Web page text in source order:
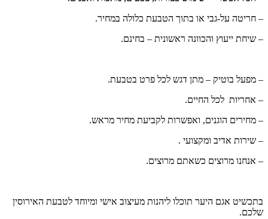
– חריטה על-גבי או בתוך הטבעת כלולה במחיר.
– שיחת ייעוץ והכוונה ראשונית – בחינם.
– מפעל בוטיק – מתן דגש לכל פרט בטבעת.
– אחריות לכל החיים.
– מחירים הוגנים, ואפשרות לקביעת מחיר מראש.
– שירות אדיב ומקצועי .
– אנחנו מרוצים כשאתם מרוצים.
בתכשיט אגם היער תוכלו ליהנות מעיצוב אישי ומיוחד לטבעת האירוסין
שלכם.